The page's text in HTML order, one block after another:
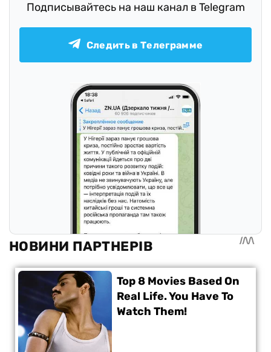
Подписывайтесь на наш канал в Telegram
Следить в Телеграмме